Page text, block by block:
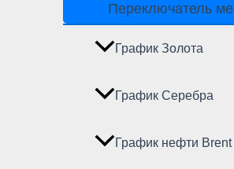
Переключатель
График Золота
График Серебра
График нефти Brent